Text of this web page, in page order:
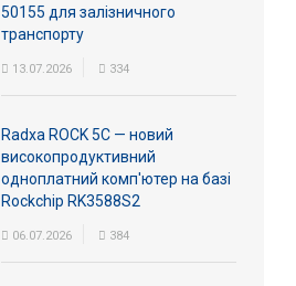
50155 для залізничного
транспорту
13.07.2026 334
Radxa ROCK 5C — новий
високопродуктивний
одноплатний комп'ютер на базі
Rockchip RK3588S2
06.07.2026 384